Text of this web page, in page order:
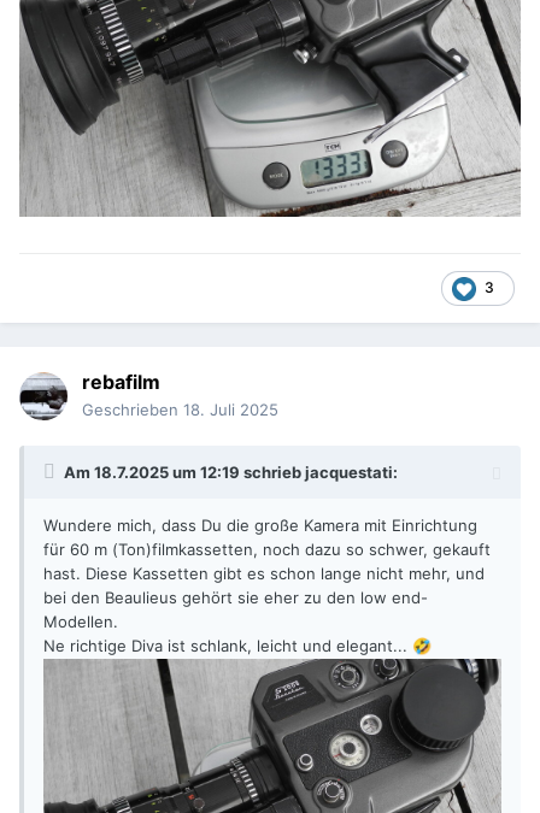
3
rebafilm
Geschrieben 18. Juli 2025
Am 18.7.2025 um 12:19 schriebjacquestati:
Wundere mich, dass Du die große Kamera mit Einrichtung
für 60 m (Ton)filmkassetten, noch dazu so schwer, gekauft
hast. Diese Kassetten gibt es schon lange nicht mehr, und
bei den Beaulieus gehört sie eher zu den low end-
Modellen.
Ne richtige Diva ist schlank, leicht und elegant... 🤣